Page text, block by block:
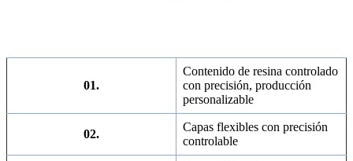
01.
Contenido de resina controlado
con precisión, producción
personalizable
02.
Capas flexibles con precisión
controlable